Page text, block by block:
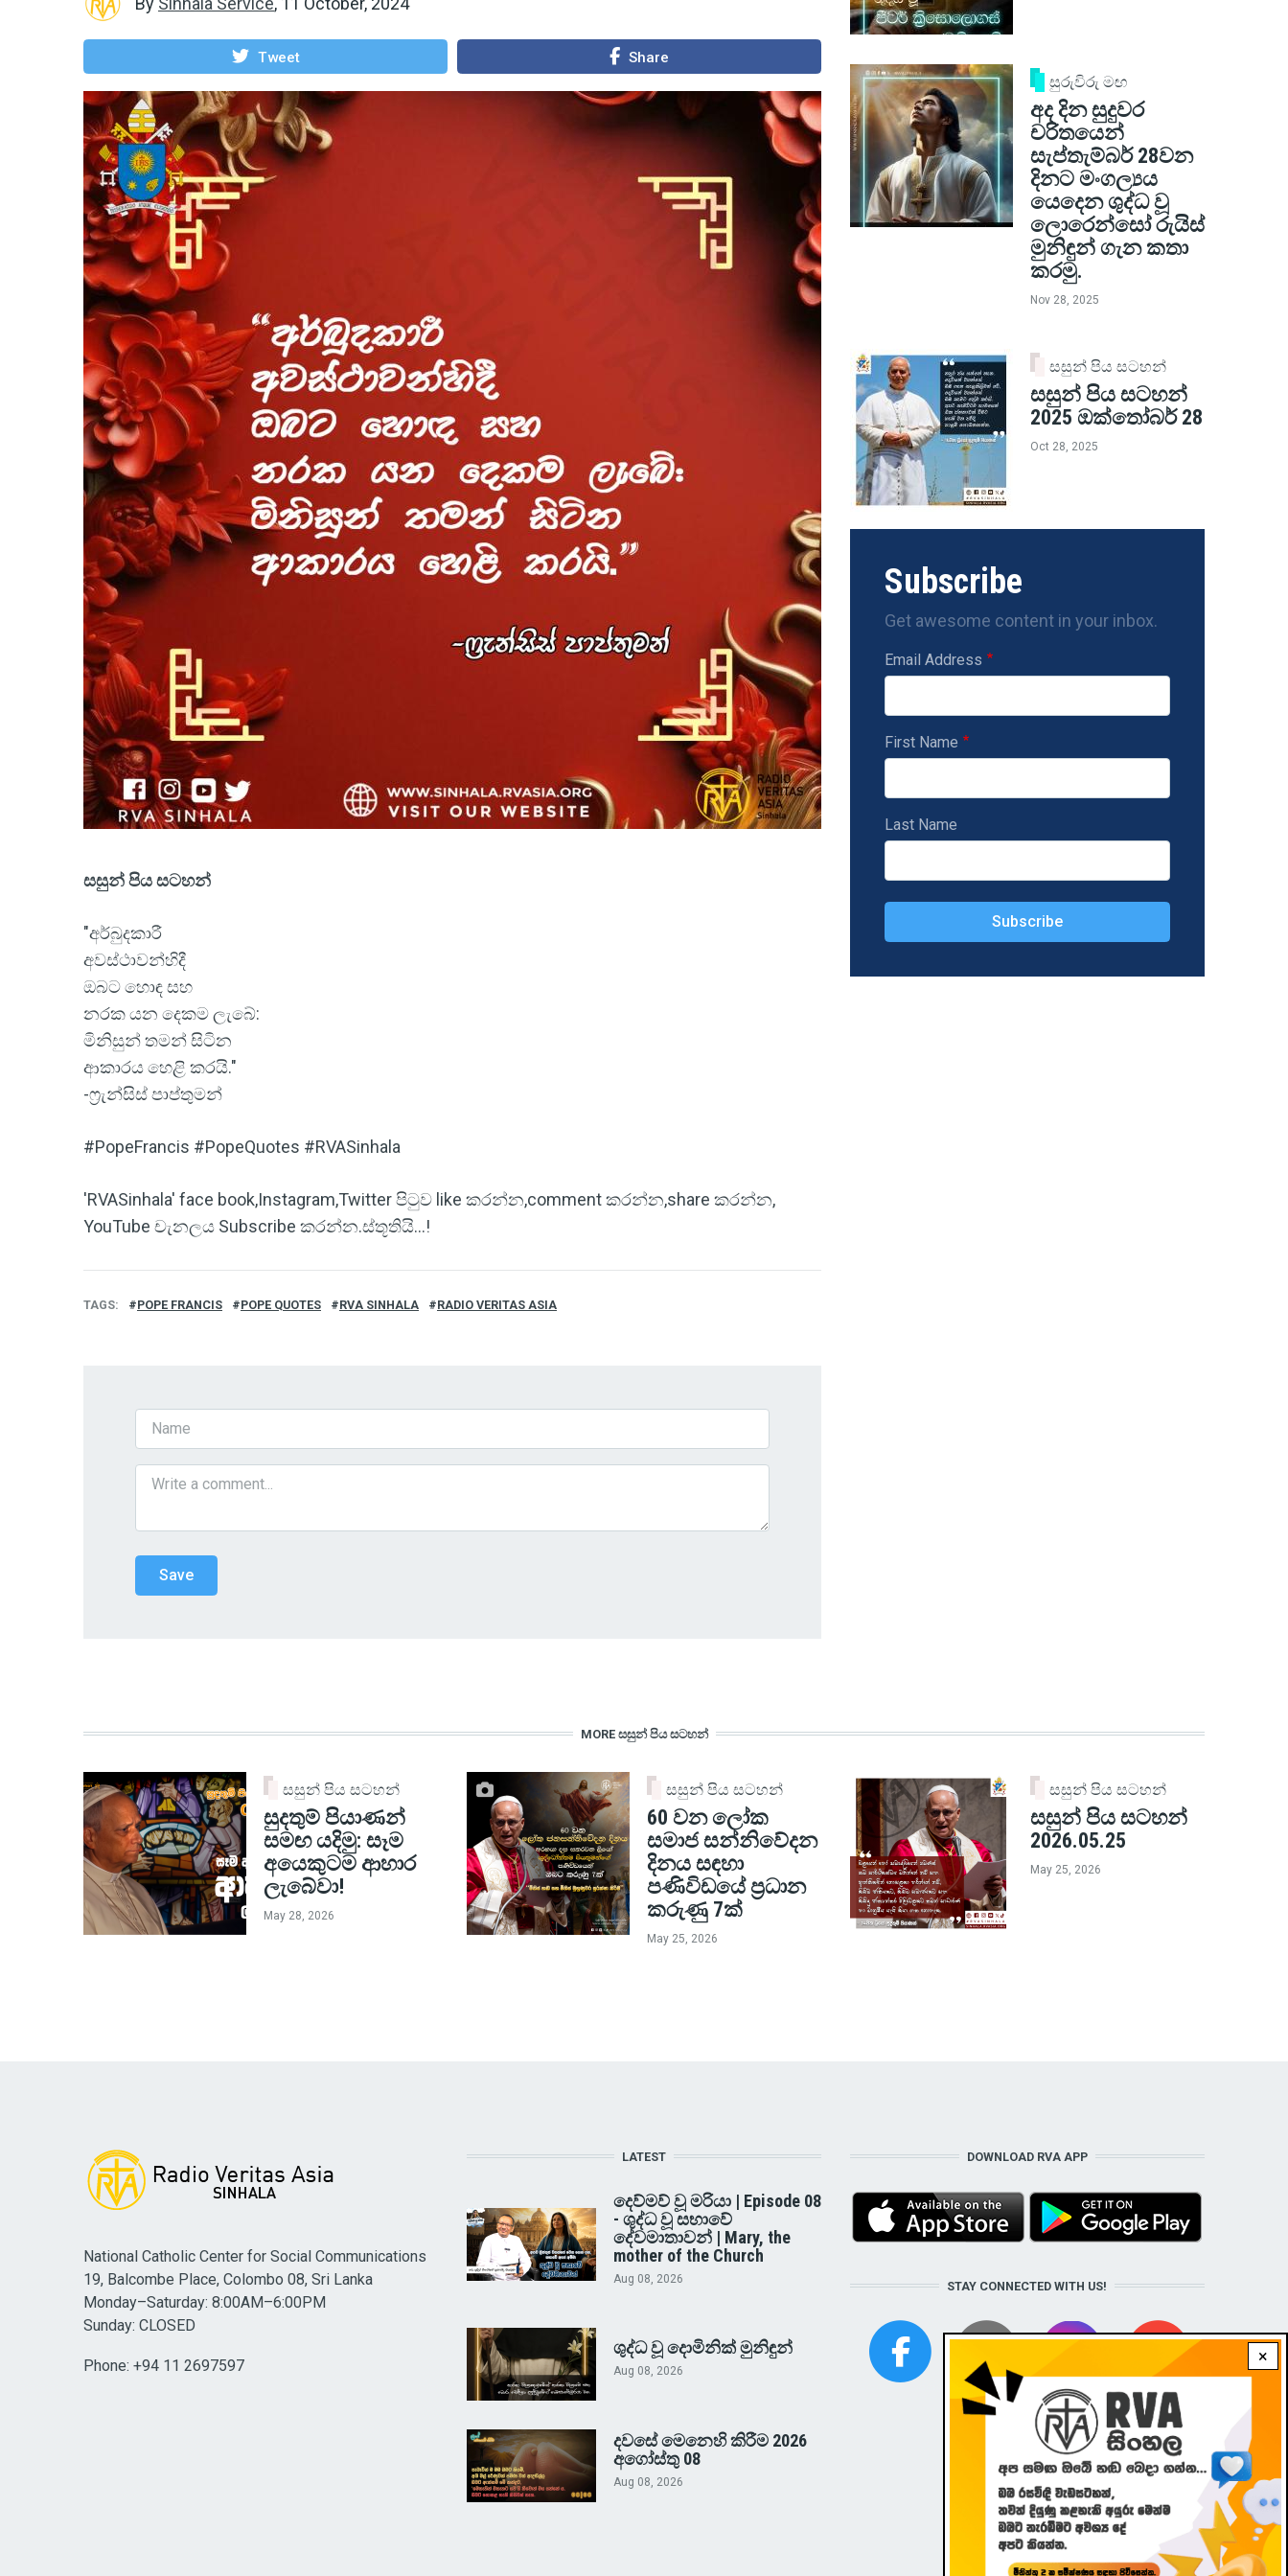
Tweet Share
සසුන් පිය සටහන්
"අර්බුදකාරී
අවස්ථාවන්හිදී
ඔබට හොඳ සහ
නරක යන දෙකම ලැබේ:
මිනිසුන් තමන් සිටින
ආකාරය හෙළි කරයි."
-ෆ්‍රැන්සිස් පාප්තුමන්
#PopeFrancis #PopeQuotes #RVASinhala
'RVASinhala' face book,Instagram,Twitter පිටුව like කරන්න,comment කරන්න,share කරන්න,
YouTube චැනලය Subscribe කරන්න.ස්තූතියි...!
TAGS POPE FRANCIS POPE QUOTES RVA SINHALA RADIO VERITAS ASIA
සුරුවිරු මඟ
අද දින සුදුවර
චරිතයෙන්
සැප්තැම්බර් 28වන
දිනට මංගල්‍යය
යෙදෙන ශුද්ධ වූ
ලොරෙන්සෝ රුයිස්
මුනිඳුන් ගැන කතා
කරමු.
Nov 28, 2025
සසුන් පිය සටහන්
සසුන් පිය සටහන්
2025 ඔක්තෝබර් 28
Oct 28, 2025
Subscribe
Get awesome content in your inbox.
Email Address
First Name
Last Name
MORE සසුන් පිය සටහන්
සසුන් පිය සටහන්
සුදතුම් පියාණන්
සමඟ යදිමු: සෑම
අයෙකුටම ආහාර
ලැබේවා!
May 28, 2026
සසුන් පිය සටහන්
60 වන ලෝක
සමාජ සන්නිවේදන
දිනය සඳහා
පණිවිඩයේ ප්‍රධාන
කරුණු 7ක්
May 25, 2026
සසුන් පිය සටහන්
සසුන් පිය සටහන්
2026.05.25
May 25, 2026
×
National Catholic Center for Social Communications
19, Balcombe Place, Colombo 08, Sri Lanka
Monday–Saturday: 8:00AM–6:00PM
Sunday: CLOSED
Phone: +94 11 2697597
LATEST
දෙව්මව් වූ මරියා | Episode 08
- ශුද්ධ වූ සභාවේ
දේවමාතාවන් | Mary, the
mother of the Church
Aug 08, 2026
ශුද්ධ වූ දොමිනික් මුනිඳුන්
Aug 08, 2026
දවසේ මෙනෙහි කිරීම 2026
අගෝස්තු 08
Aug 08, 2026
DOWNLOAD RVA APP
STAY CONNECTED WITH US!